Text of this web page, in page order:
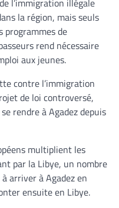
l’immigration illégale
la région, mais seuls
programmes de
rend nécessaire
aux jeunes.
contre l’immigration
de loi controversé,
rendre à Agadez depuis
multiplient les
par la Libye, un nombre
arriver à Agadez en
ensuite en Libye.